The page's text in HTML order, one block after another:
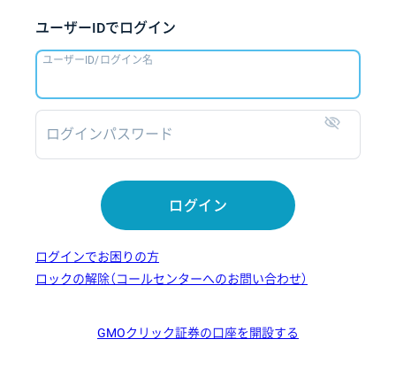
ユーザーIDでログイン
ユーザーID/ログイン名
ログインパスワード
ログイン
ログインでお困りの方
ロックの解除（コールセンターへのお問い合わせ）
GMOクリック証券の口座を開設する